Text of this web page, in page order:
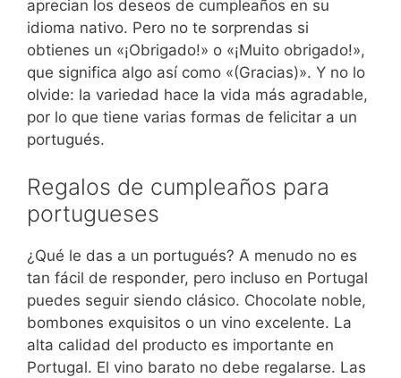
aprecian los deseos de cumpleaños en su
idioma nativo. Pero no te sorprendas si
obtienes un «¡Obrigado!» o «¡Muito obrigado!»,
que significa algo así como «(Gracias)». Y no lo
olvide: la variedad hace la vida más agradable,
por lo que tiene varias formas de felicitar a un
portugués.
Regalos de cumpleaños para
portugueses
¿Qué le das a un portugués? A menudo no es
tan fácil de responder, pero incluso en Portugal
puedes seguir siendo clásico. Chocolate noble,
bombones exquisitos o un vino excelente. La
alta calidad del producto es importante en
Portugal. El vino barato no debe regalarse. Las